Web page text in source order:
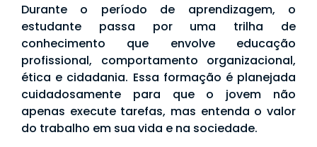
Durante o período de aprendizagem, o
estudante passa por uma trilha de
conhecimento que envolve educação
profissional, comportamento organizacional,
ética e cidadania. Essa formação é planejada
cuidadosamente para que o jovem não
apenas execute tarefas, mas entenda o valor
do trabalho em sua vida e na sociedade.